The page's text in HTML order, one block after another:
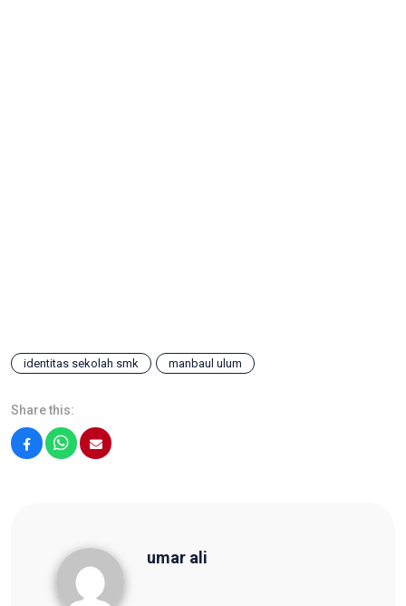
identitas sekolah smk manbaul ulum
Share this:
umar ali